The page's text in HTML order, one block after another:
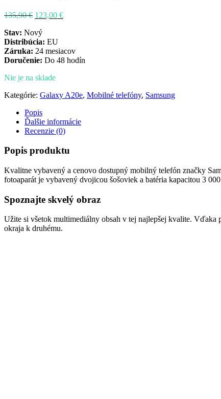
135,90€ Pôvodná
bola:
135,90 €.
123,00 €Aktuálna
Stav: Nový
Distribúcia: EU
Záruka: 24 mesiacov
Doručenie: Do 48 hodín
Nie je na sklade
Kategórie: Galaxy A20e, Mobilné telefóny, Samsung
Popis
Ďalšie informácie
Recenzie (0)
Popis produktu
Kvalitne vybavený a cenovo dostupný mobilný telefón značky
fotoaparát je vybavený dvojicou šošoviek a batéria kapacitou 3
Spoznajte skvelý obraz
Užite si všetok multimediálny obsah v tej najlepšej kvalite.
okraja k druhému.